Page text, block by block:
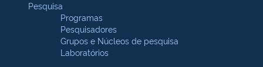
Pesquisa
Programas
Pesquisadores
Grupos e Núcleos de pesquisa
Laboratórios